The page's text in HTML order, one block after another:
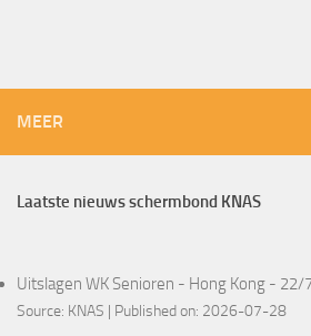
MEER
Laatste nieuws schermbond KNAS
Uitslagen WK Senioren - Hong Kong -
Source: KNAS Published on: 2026-07-28